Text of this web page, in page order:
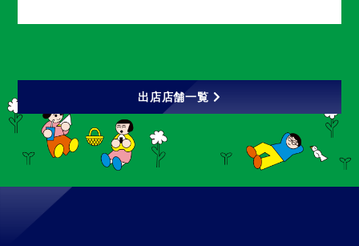
出店店舗一覧